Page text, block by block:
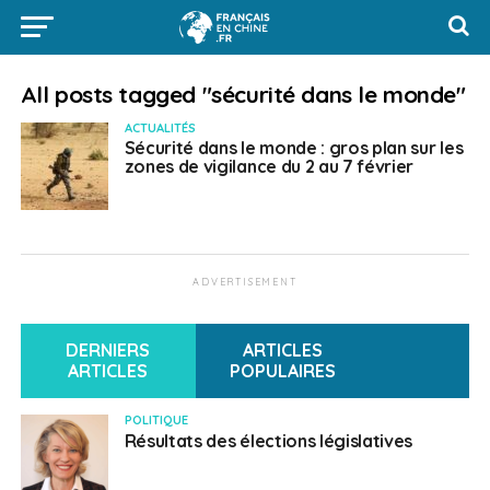
All posts tagged "sécurité dans le monde"
ACTUALITÉS
Sécurité dans le monde : gros plan sur les
zones de vigilance du 2 au 7 février
ADVERTISEMENT
DERNIERS
ARTICLES
ARTICLES
POPULAIRES
POLITIQUE
Résultats des élections législatives